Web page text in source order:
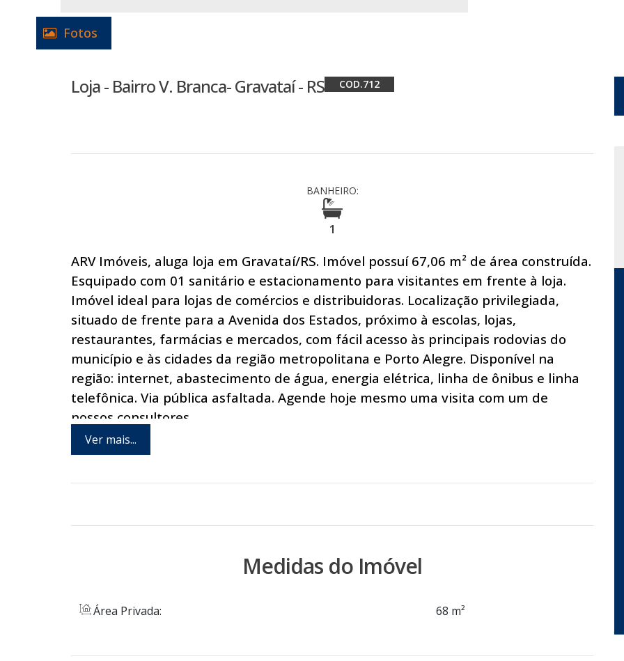
Fotos
Loja - Bairro V. Branca- Gravataí - RS 712
BANHEIRO:
1
ARV Imóveis, aluga loja em Gravataí/RS. Imóvel possuí 67,06 m² de área construída.
Esquipado com 01 sanitário e estacionamento para visitantes em frente à loja.
Imóvel ideal para lojas de comércios e distribuidoras. Localização privilegiada,
situado de frente para a Avenida dos Estados, próximo à escolas, lojas,
restaurantes, farmácias e mercados, com fácil acesso às principais rodovias do
município e às cidades da região metropolitana e Porto Alegre. Disponível na
região: internet, abastecimento de água, energia elétrica, linha de ônibus e linha
telefônica. Via pública asfaltada. Agende hoje mesmo uma visita com um de
nossos consultores.
Ver mais...
Medidas do Imóvel
Área Privada: 68 m²